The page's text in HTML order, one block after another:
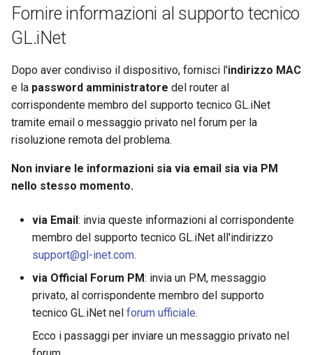
Fornire informazioni al supporto tecnico
GL.iNet
Dopo aver condiviso il dispositivo, fornisci l'indirizzo MAC
e la password amministratore del router al
corrispondente membro del supporto tecnico GL.iNet
tramite email o messaggio privato nel forum per la
risoluzione remota del problema.
Non inviare le informazioni sia via email sia via PM
nello stesso momento.
via Email : invia queste informazioni al corrispondente
membro del supporto tecnico GL.iNet all'indirizzo
support@gl-inet.com.
via Official Forum PM: invia un PM, messaggio
privato, al corrispondente membro del supporto
tecnico GL.iNet nel forum ufficiale.
Ecco i passaggi per inviare un messaggio privato nel